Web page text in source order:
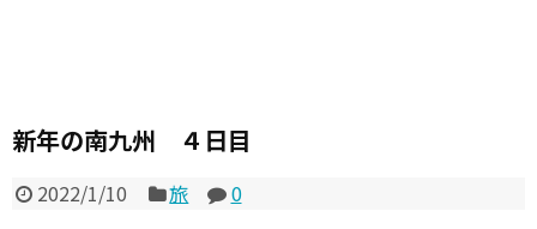
新年の南九州 ４日目
2022/1/10 旅
0